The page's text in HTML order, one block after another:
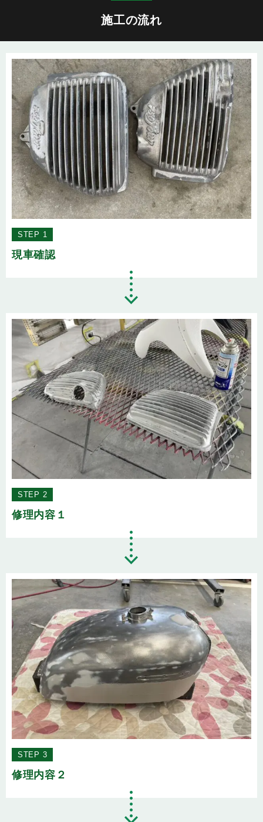
施工の流れ
STEP 1
現車確認
STEP 2
修理内容１
STEP 3
修理内容２